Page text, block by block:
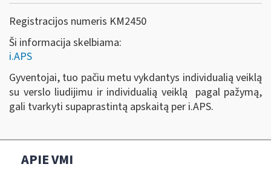
Registracijos numeris KM2450
Ši informacija skelbiama:
i.APS
Gyventojai, tuo pačiu metu vykdantys individualią veiklą
su verslo liudijimu ir individualią veiklą pagal pažymą,
gali tvarkyti supaprastintą apskaitą per i.APS.
APIE VMI